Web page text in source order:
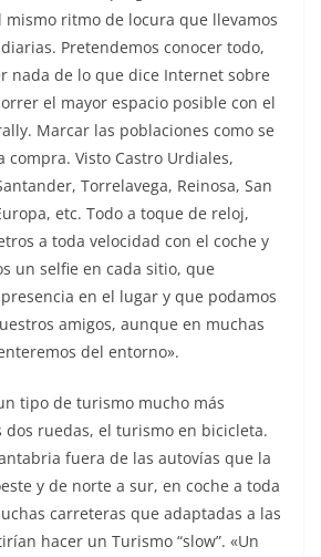
ritmo de locura que llevamos
Pretendemos conocer todo,
nada de lo que dice Internet sobre
el mayor espacio posible con el
Marcar las poblaciones como se
compra. Visto Castro Urdiales,
Torrelavega, Reinosa, San
etc. Todo a toque de reloj,
a toda velocidad con el coche y
un selfie en cada sitio, que
en el lugar y que podamos
amigos, aunque en muchas
del entorno».
tipo de turismo mucho más
dos ruedas, el turismo en bicicleta.
fuera de las autovías que la
y de norte a sur, en coche a toda
carreteras que adaptadas a las
hacer un Turismo “slow”. «Un